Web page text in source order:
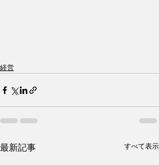
経営
最新記事 すべて表示